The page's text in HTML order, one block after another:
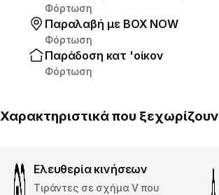
Φόρτωση
Παραλαβή με ΒΟΧ ΝΟW
Φόρτωση
Παράδοση κατ 'οίκον
Φόρτωση
Χαρακτηριστικά που ξεχωρίζουν
Ελευθερία κινήσεων
Τιράντες σε σχήμα V που